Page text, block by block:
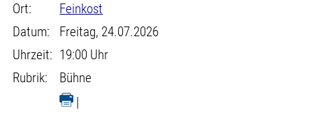
Ort:
Feinkost
Datum:
Freitag, 24.07.2026
Uhrzeit: 19:00 Uhr
Rubrik:
Bühne
|